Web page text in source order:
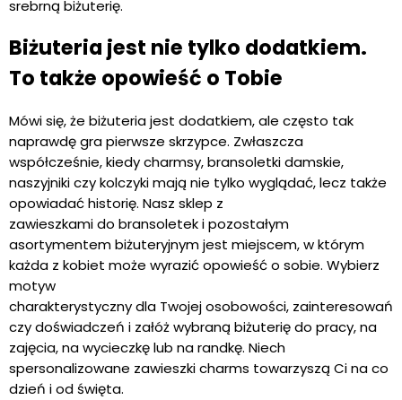
srebrną biżuterię.
Biżuteria jest nie tylko dodatkiem.
To także opowieść o Tobie
Mówi się, że biżuteria jest dodatkiem, ale często tak
naprawdę gra pierwsze skrzypce. Zwłaszcza
współcześnie, kiedy charmsy, bransoletki damskie,
naszyjniki czy kolczyki mają nie tylko wyglądać, lecz także
opowiadać historię. Nasz sklep z
zawieszkami do bransoletek i pozostałym
asortymentem biżuteryjnym jest miejscem, w którym
każda z kobiet może wyrazić opowieść o sobie. Wybierz
motyw
charakterystyczny dla Twojej osobowości, zainteresowań
czy doświadczeń i załóż wybraną biżuterię do pracy, na
zajęcia, na wycieczkę lub na randkę. Niech
spersonalizowane zawieszki charms towarzyszą Ci na co
dzień i od święta.